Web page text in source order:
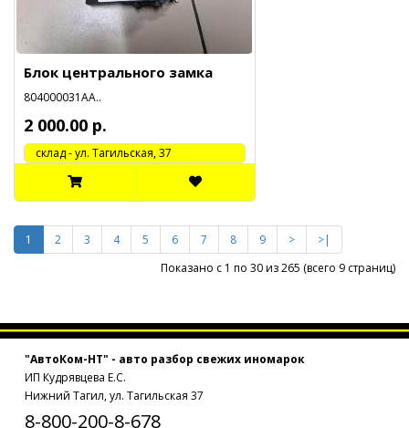
Блок центрального замка
804000031АА..
2 000.00 р.
cклад - ул. Тагильская, 37
1 2 3 4 5 6 7 8 9 >
>|
Показано с 1 по 30 из 265 (всего 9 страниц)
"АвтоКом-НТ" - авто разбор свежих иномарок
ИП Кудрявцева Е.С.
Нижний Тагил, ул. Тагильская 37
8-800-200-8-678